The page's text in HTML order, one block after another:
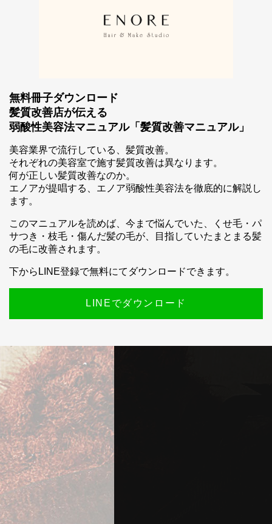
無料冊子ダウンロード
髪質改善店が伝える
弱酸性美容法マニュアル「髪質改善マニュアル」
美容業界で流行している、髪質改善。
それぞれの美容室で施す髪質改善は異なります。
何が正しい髪質改善なのか。
エノアが提唱する、エノア弱酸性美容法を徹底的に解説し
ます。
このマニュアルを読めば、今まで悩んでいた、くせ毛・パ
サつき・枝毛・傷んだ髪の毛が、目指していたまとまる髪
の毛に改善されます。
下からLINE登録で無料にてダウンロードできます。
LINEでダウンロード
スマホ公式アプリのご案内